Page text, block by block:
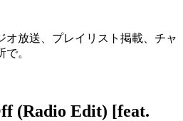
オ放送、プレイリスト掲載、チャ
。
(Radio Edit) [feat.